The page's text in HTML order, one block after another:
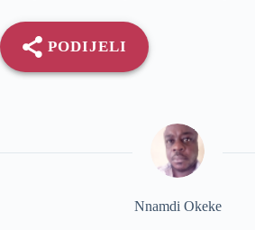
PODIJELI
Nnamdi Okeke